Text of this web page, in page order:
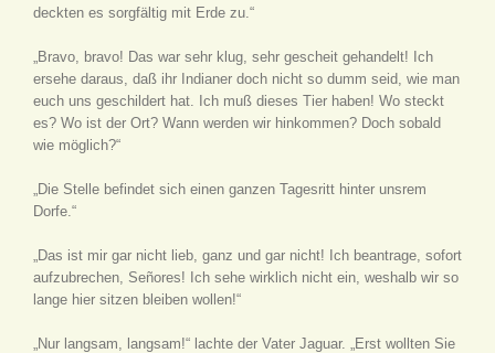
deckten es sorgfältig mit Erde zu.“
„Bravo, bravo! Das war sehr klug, sehr gescheit gehandelt! Ich
ersehe daraus, daß ihr Indianer doch nicht so dumm seid, wie man
euch uns geschildert hat. Ich muß dieses Tier haben! Wo steckt
es? Wo ist der Ort? Wann werden wir hinkommen? Doch sobald
wie möglich?“
„Die Stelle befindet sich einen ganzen Tagesritt hinter unsrem
Dorfe.“
„Das ist mir gar nicht lieb, ganz und gar nicht! Ich beantrage, sofort
aufzubrechen, Señores! Ich sehe wirklich nicht ein, weshalb wir so
lange hier sitzen bleiben wollen!“
„Nur langsam, langsam!“ lachte der Vater Jaguar. „Erst wollten Sie